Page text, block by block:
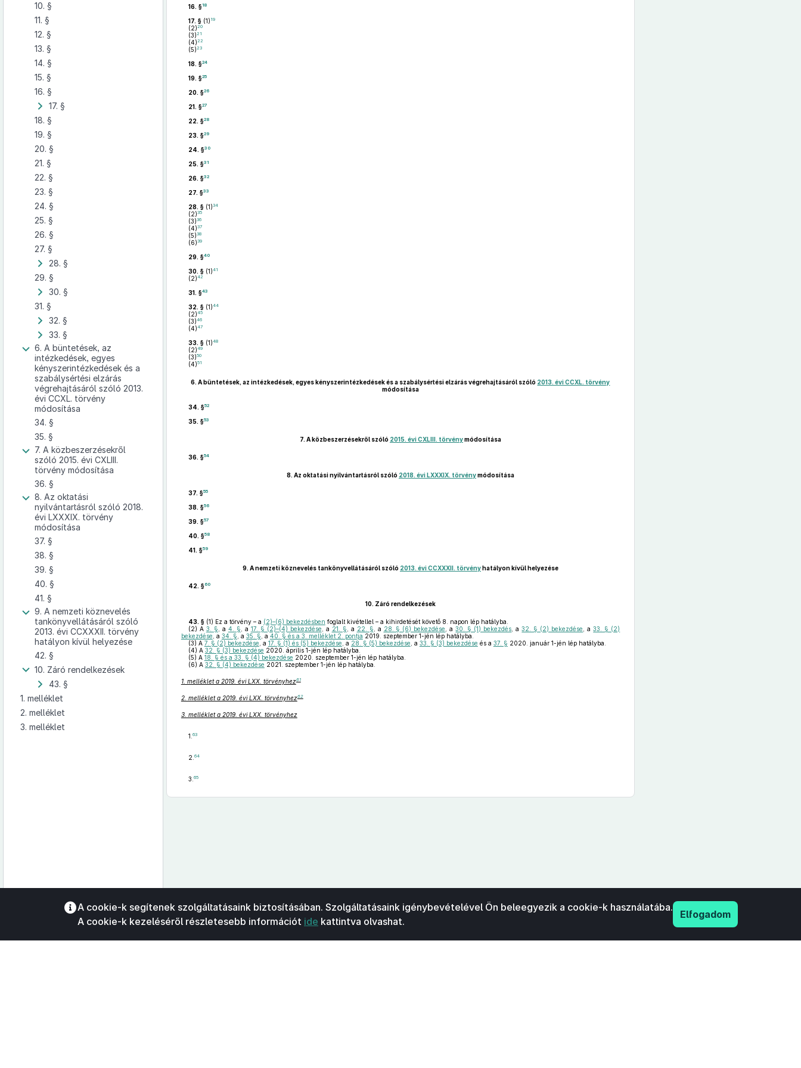
10. §
11. §
12. §
13. §
14. §
15. §
16. §
17. §
18. §
19. §
20. §
21. §
22. §
23. §
24. §
25. §
26. §
27. §
28. §
29. §
30. §
31. §
32. §
33. §
6. A büntetések, az
intézkedések, egyes
kényszerintézkedések és a
szabálysértési elzárás
végrehajtásáról szóló 2013.
évi CCXL. törvény
módosítása
34. §
35. §
7. A közbeszerzésekről
szóló 2015. évi CXLIII.
törvény módosítása
36. §
8. Az oktatási
nyilvántartásról szóló 2018.
évi LXXXIX. törvény
módosítása
37. §
38. §
39. §
40. §
41. §
9. A nemzeti köznevelés
tankönyvellátásáról szóló
2013. évi CCXXXII. törvény
hatályon kívül helyezése
42. §
10. Záró rendelkezések
43. §
1. melléklet
2. melléklet
3. melléklet
Az oldalmenübe visszatéréshez
ALT + S billentyűket.
16. §18
17. §(1) 19
(2)20
(3)21
(4)22
(5)23
18. §24
19. §25
20. §26
21. §27
22. §28
23. §29
24. §30
25. §31
26. §32
27. §33
28. §(1)34
(2)35
(3)36
(4)37
(5)38
(6)39
29. §40
30. §(1)41
(2)42
31. §43
32. §(1)44
(2)45
(3)46
(4)47
33. §(1)48
(2)49
(3)50
(4)51
6. A büntetések, az intézkedések, egyes kényszerintézkedések és a szabálysértési elzárás végrehajtásáról szóló 2013. évi CCXL. törvény
módosítása
34. §52
35. §53
7. A közbeszerzésekről szóló 2015. évi CXLIII. törvénymódosítása
36. §54
8. Az oktatási nyilvántartásról szóló 2018. évi LXXXIX. törvénymódosítása
37. §55
38. §56
39. §57
40. §58
41. §59
9. A nemzeti köznevelés tankönyvellátásáról szóló 2013. évi CCXXXII. törvényhatályon kívül helyezése
42. §60
10. Záró rendelkezések
43. §(1) Ez a törvény – a (2)–(6) bekezdésben foglalt kivétellel – a kihirdetését követő 8. napon lép hatályba.
(2) A 3. § , a 4. § , a 17. § (2)–(4) bekezdése , a 21. § , a 22. § , a 28. § (6) bekezdése , a30. § (1) bekezdés , a32. § (2) bekezdése , a33. § (2)
bekezdése , a 34. § , a 35. § , a 40. § és a 3. melléklet 2. pontja 2019. szeptember 1-jén lép hatályba.
(3) A 7. § (2) bekezdése , a 17. § (1) és (5) bekezdése , a 28. § (5) bekezdése , a 33. § (3) bekezdése és a 37. § 2020. január 1-jén lép hatályba.
(4) A 32. § (3) bekezdése 2020. április 1-jén lép hatályba.
(5) A 18. § és a 33. § (4) bekezdése 2020. szeptember 1-jén lép hatályba.
(6) A 32. § (4) bekezdése 2021. szeptember 1-jén lép hatályba.
1. melléklet a 2019. évi LXX. törvényhez61
2. melléklet a 2019. évi LXX. törvényhez62
3. melléklet a 2019. évi LXX. törvényhez
1. 63
2. 64
3. 65
A cookie-k segítenek szolgáltatásaink biztosításában. Szolgáltatásaink igénybevételével Ön beleegyezik a cookie-k használatába.
A cookie-k kezeléséről részletesebb információt ide kattintva olvashat.
Elfogadom